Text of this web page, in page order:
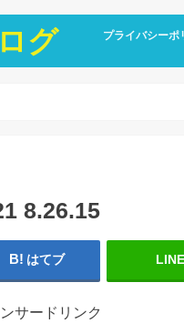
グ プライバシーポ
8.26.15
はてブ LINE
サードリンク